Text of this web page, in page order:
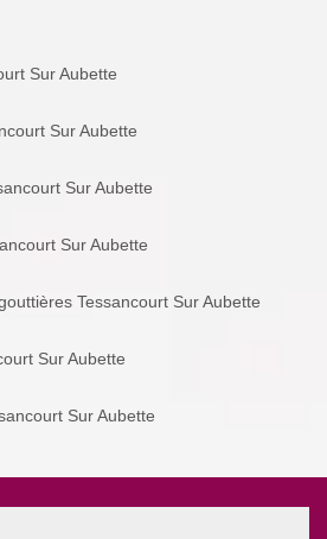
Sur Aubette
Sur Aubette
Sur Aubette
Sur Aubette
Tessancourt Sur Aubette
Sur Aubette
Sur Aubette